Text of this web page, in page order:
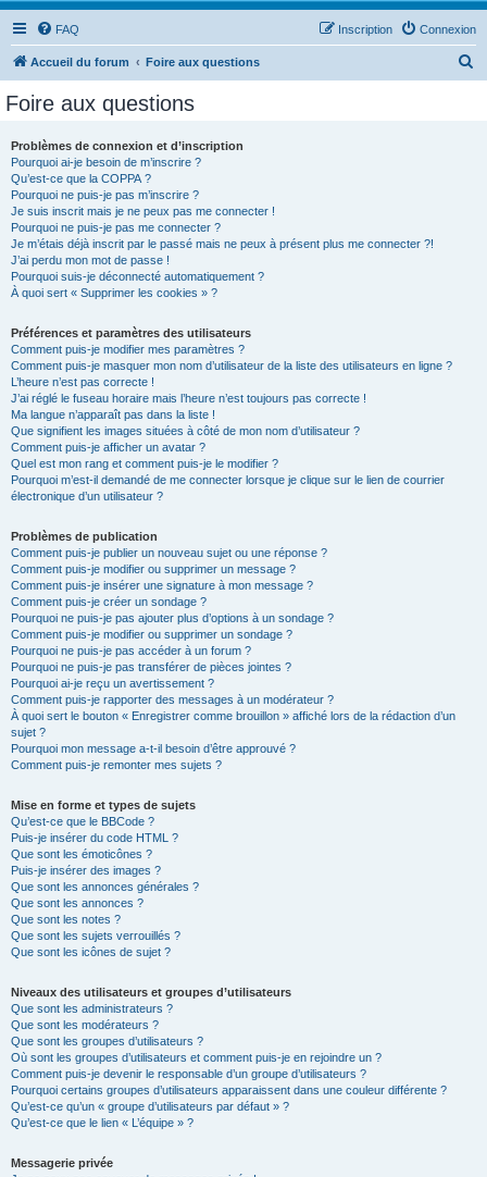
FAQ Connexion
Inscription
Accueil du forum Foire aux questions
Foire aux questions
Problèmes de connexion et d’inscription
Pourquoi ai-je besoin de m’inscrire ?
Qu’est-ce que la COPPA ?
Pourquoi ne puis-je pas m’inscrire ?
Je suis inscrit mais je ne peux pas me connecter !
Pourquoi ne puis-je pas me connecter ?
Je m’étais déjà inscrit par le passé mais ne peux à présent plus me connecter ?!
J’ai perdu mon mot de passe !
Pourquoi suis-je déconnecté automatiquement ?
À quoi sert « Supprimer les cookies » ?
Préférences et paramètres des utilisateurs
Comment puis-je modifier mes paramètres ?
Comment puis-je masquer mon nom d’utilisateur de la liste des utilisateurs en ligne ?
L’heure n’est pas correcte !
J’ai réglé le fuseau horaire mais l’heure n’est toujours pas correcte !
Ma langue n’apparaît pas dans la liste !
Que signifient les images situées à côté de mon nom d’utilisateur ?
Comment puis-je afficher un avatar ?
Quel est mon rang et comment puis-je le modifier ?
Pourquoi m’est-il demandé de me connecter lorsque je clique sur le lien de courrier
électronique d’un utilisateur ?
Problèmes de publication
Comment puis-je publier un nouveau sujet ou une réponse ?
Comment puis-je modifier ou supprimer un message ?
Comment puis-je insérer une signature à mon message ?
Comment puis-je créer un sondage ?
Pourquoi ne puis-je pas ajouter plus d’options à un sondage ?
Comment puis-je modifier ou supprimer un sondage ?
Pourquoi ne puis-je pas accéder à un forum ?
Pourquoi ne puis-je pas transférer de pièces jointes ?
Pourquoi ai-je reçu un avertissement ?
Comment puis-je rapporter des messages à un modérateur ?
À quoi sert le bouton « Enregistrer comme brouillon » affiché lors de la rédaction d’un
sujet ?
Pourquoi mon message a-t-il besoin d’être approuvé ?
Comment puis-je remonter mes sujets ?
Mise en forme et types de sujets
Qu’est-ce que le BBCode ?
Puis-je insérer du code HTML ?
Que sont les émoticônes ?
Puis-je insérer des images ?
Que sont les annonces générales ?
Que sont les annonces ?
Que sont les notes ?
Que sont les sujets verrouillés ?
Que sont les icônes de sujet ?
Niveaux des utilisateurs et groupes d’utilisateurs
Que sont les administrateurs ?
Que sont les modérateurs ?
Que sont les groupes d’utilisateurs ?
Où sont les groupes d’utilisateurs et comment puis-je en rejoindre un ?
Comment puis-je devenir le responsable d’un groupe d’utilisateurs ?
Pourquoi certains groupes d’utilisateurs apparaissent dans une couleur différente ?
Qu’est-ce qu’un « groupe d’utilisateurs par défaut » ?
Qu’est-ce que le lien « L’équipe » ?
Messagerie privée